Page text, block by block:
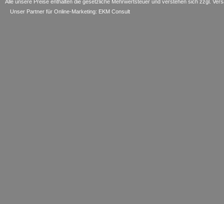
Alle unsere Preise enthalten die gesetzliche Mehrwertsteuer und verstehen sich zzgl.
Unser Partner für Online-Marketing: EKM Consult